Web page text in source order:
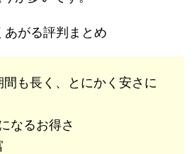
あがる評判まとめ
間も長く、とにかく安さに
なるお得さ